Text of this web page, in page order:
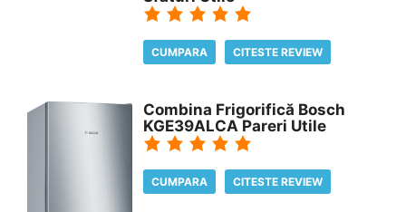
CUMPARA CITESTE REVIEW
Combina Frigorifică Bosch
KGE39ALCA Pareri Utile
CUMPARA CITESTE REVIEW